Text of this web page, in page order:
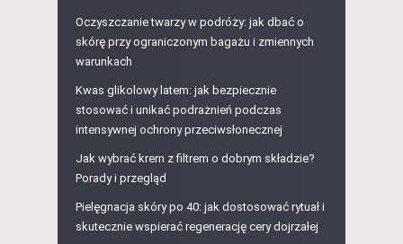
Oczyszczanie twarzy w podróży: jak dbać o
skórę przy ograniczonym bagażu i zmiennych
warunkach
Kwas glikolowy latem: jak bezpiecznie
stosować i unikać podrażnień podczas
intensywnej ochrony przeciwsłonecznej
Jak wybrać krem z filtrem o dobrym składzie?
Porady i przegląd
Pielęgnacja skóry po 40: jak dostosować rytuał i
skutecznie wspierać regenerację cery dojrzałej